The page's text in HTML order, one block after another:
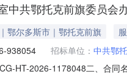
中共鄂托克前旗委员
鄂尔多斯市｜鄂托克前旗
938054 招标单位：
HT-2026-1178048二、合同